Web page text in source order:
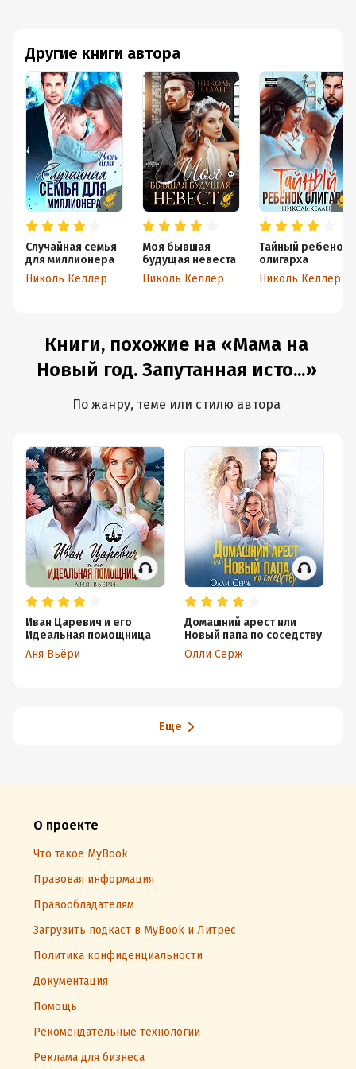
Другие книги автора
Случайная семья
для миллионера
Николь Келлер
Моя бывшая
будущая невеста
Николь Келлер
Тайный ребенок
олигарха
Николь Келлер
Книги, похожие на «Мама на
Новый год. Запутанная исто...»
По жанру, теме или стилю автора
Иван Царевич и его
Идеальная помощница
Аня Вьёри
Домашний арест или
Новый папа по соседству
Олли Серж
Еще
О проекте
Что такое MyBook
Правовая информация
Правообладателям
Загрузить подкаст в MyBook и Литрес
Политика конфиденциальности
Документация
Помощь
Рекомендательные технологии
Реклама для бизнеса